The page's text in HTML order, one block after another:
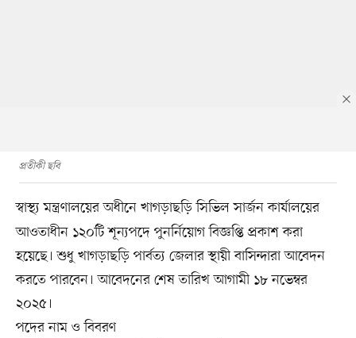
প্রতীকী ছবি
স্বাস্থ্য মন্ত্রণালয়ের অধীনে খাগড়াছড়ি সিভিল সার্জন কার্যালয়ের
আওতাধীন ১২০টি শূন্যপদে পুনর্নিয়োগ বিজ্ঞপ্তি প্রকাশ করা
হয়েছে। শুধু খাগড়াছড়ি পার্বত্য জেলার স্থায়ী বাসিন্দারা আবেদন
করতে পারবেন। আবেদনের শেষ তারিখ আগামী ১৮ নভেম্বর
২০২৫।
পদের নাম ও বিবরণ